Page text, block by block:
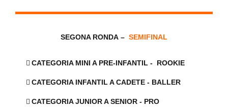
SEGONA RONDA – SEMIFINAL
CATEGORIA MINI A PRE-INFANTIL - ROOKIE
CATEGORIA INFANTIL A CADETE - BALLER
CATEGORIA JUNIOR A SENIOR - PRO